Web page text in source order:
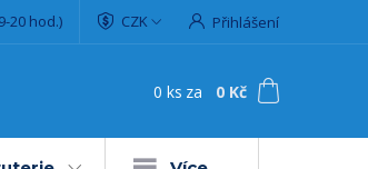
CZK Přihlášení
20 hod.)
0 ks za 0 Kč